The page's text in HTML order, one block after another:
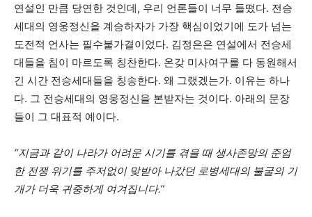
연설인 만큼 당연한 것인데, 우리 언론들이 너무 들떴다. 전승
세대의 영웅정신을 계승하자가 가장 핵심이었기에 도가 넘는
도전적 언사는 필수불가결이었다. 김정은은 연설에서 전승세
대들을 침이 마르도록 칭찬한다. 온갖 미사여구를 다 동원해서
긴 시간 전승세대들을 칭송한다. 왜 그랬겠는가. 이유는 하나
다. 그 전승세대의 영웅정신을 본받자는 것이다. 아래의 문장
들이 그 대표적 예이다.
“지금과 같이 나라가 어려운 시기를 겪을 때 생사존망의 준엄
한 전쟁 위기를 주저없이 맞받아 나갔던 로병세대의 불굴의 기
개가 더욱 귀중하게 여겨집니다.”